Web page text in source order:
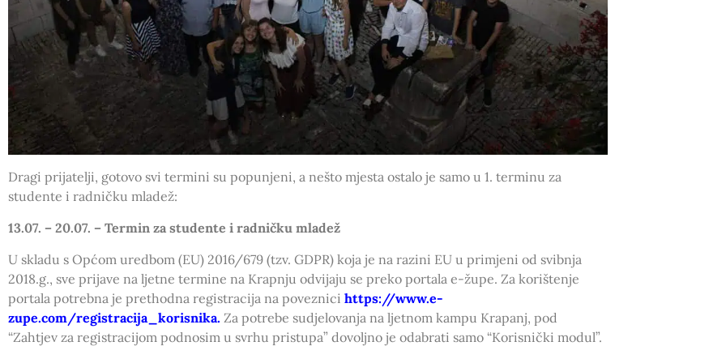
Dragi prijatelji, gotovo svi termini su popunjeni, a nešto mjesta ostalo je samo u 1. terminu za
studente i radničku mladež:
13.07. – 20.07. – Termin za studente i radničku mladež
U skladu s Općom uredbom (EU) 2016/679 (tzv. GDPR) koja je na razini EU u primjeni od svibnja
2018.g., sve prijave na ljetne termine na Krapnju odvijaju se preko portala e-župe. Za korištenje
portala potrebna je prethodna registracija na poveznici https://www.e-
zupe.com/registracija_korisnika. Za potrebe sudjelovanja na ljetnom kampu Krapanj, pod
“Zahtjev za registracijom podnosim u svrhu pristupa” dovoljno je odabrati samo “Korisnički modul”.